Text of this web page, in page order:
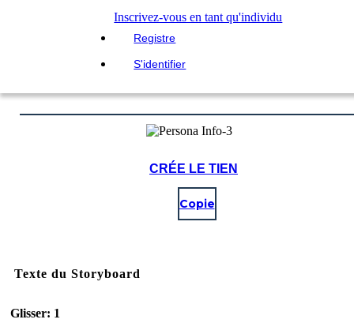
Inscrivez-vous en tant qu'individu
Registre
S'identifier
CRÉE LE TIEN
Copie
Texte du Storyboard
Glisser: 1